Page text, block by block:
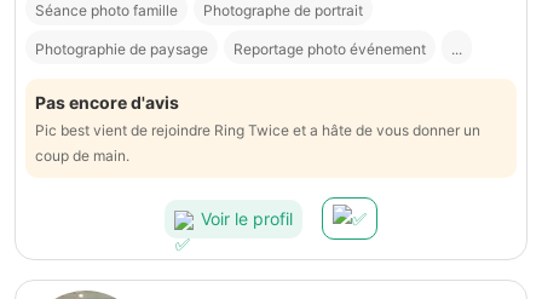
Séance photo famille Photographe de portrait
Photographie de paysage Reportage photo événement ...
Pas encore d'avis
Pic best vient de rejoindre Ring Twice et a hâte de vous donner un
coup de main.
Voir le profil